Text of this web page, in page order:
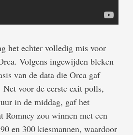
het echter volledig mis voor
Volgens ingewijden bleken
van de data die Orca gaf
voor de eerste exit polls,
in de middag, gaf het
Romney zou winnen met een
en 300 kiesmannen, waardoor